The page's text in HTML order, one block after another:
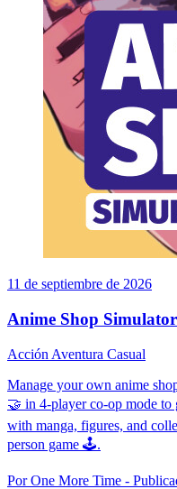
11 de septiembre de 2026
Anime Shop
Acción Aventura Casual
Manage your own anime
🤝 in 4-player co-op mode to
with manga, figures, and
person game 🕹️.
Por One More Time -